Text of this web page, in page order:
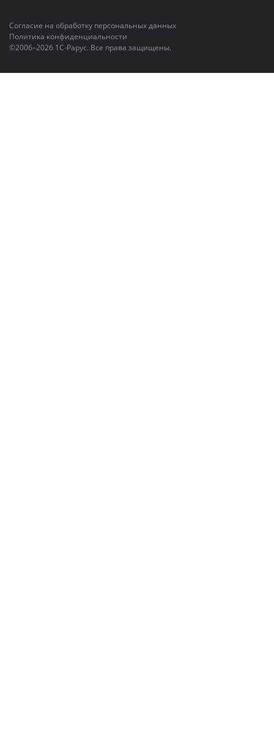
©2006–2026 1С-Рарус. Все права защищены.
Политика конфиденциальности
Согласие на обработку персональных данных